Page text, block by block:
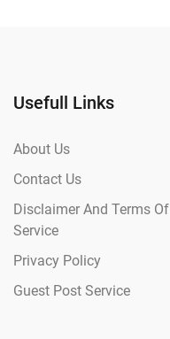
Usefull Links
About Us
Contact Us
Disclaimer And Terms Of
Service
Privacy Policy
Guest Post Service